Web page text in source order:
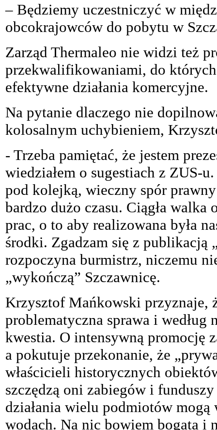
– Będziemy uczestniczyć w
obcokrajowców do pobytu w
Zarząd Thermaleo nie widzi też
przekwalifikowaniami, do
efektywne działania komercyjne.
Na pytanie dlaczego nie
kolosalnym uchybieniem,
- Trzeba pamiętać, że jestem
wiedziałem o sugestiach z ZUS-
pod kolejką, wieczny spór
bardzo dużo czasu. Ciągła
prac, o to aby realizowana była
środki. Zgadzam się z publikacją
rozpoczyna burmistrz, niczemu
„wykończą” Szczawnicę.
Krzysztof Mańkowski przyznaje,
problematyczna sprawa i według
kwestia. O intensywną promocję
a pokutuje przekonanie, że
właścicieli historycznych
szczędzą oni zabiegów i
działania wielu podmiotów
wodach. Na nic bowiem bogata i